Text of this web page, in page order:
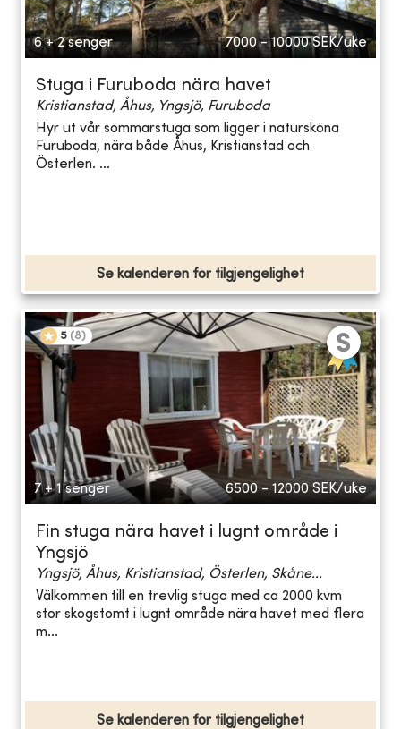
6 + 2 senger 7000 - 10000 SEK/uke
Stuga i Furuboda nära havet
Kristianstad, Åhus, Yngsjö, Furuboda
Hyr ut vår sommarstuga som ligger i natursköna
Furuboda, nära både Åhus, Kristianstad och
Österlen. ...
Se kalenderen for tilgjengelighet
5 (8)
7 + 1 senger 6500 - 12000 SEK/uke
Fin stuga nära havet i lugnt område i
Yngsjö
Yngsjö, Åhus, Kristianstad, Österlen, Skåne...
Välkommen till en trevlig stuga med ca 2000 kvm
stor skogstomt i lugnt område nära havet med flera
m...
Se kalenderen for tilgjengelighet